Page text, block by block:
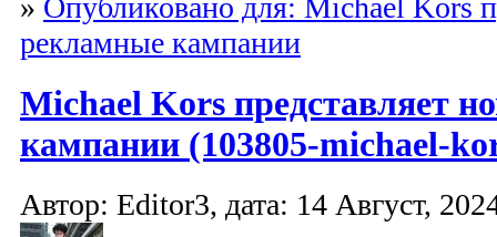
» Опубликовано для: Michael Kors
рекламные кампании
Michael Kors представляет
кампании (103805-michael-
Автор: Editor3, дата: 14 Август,